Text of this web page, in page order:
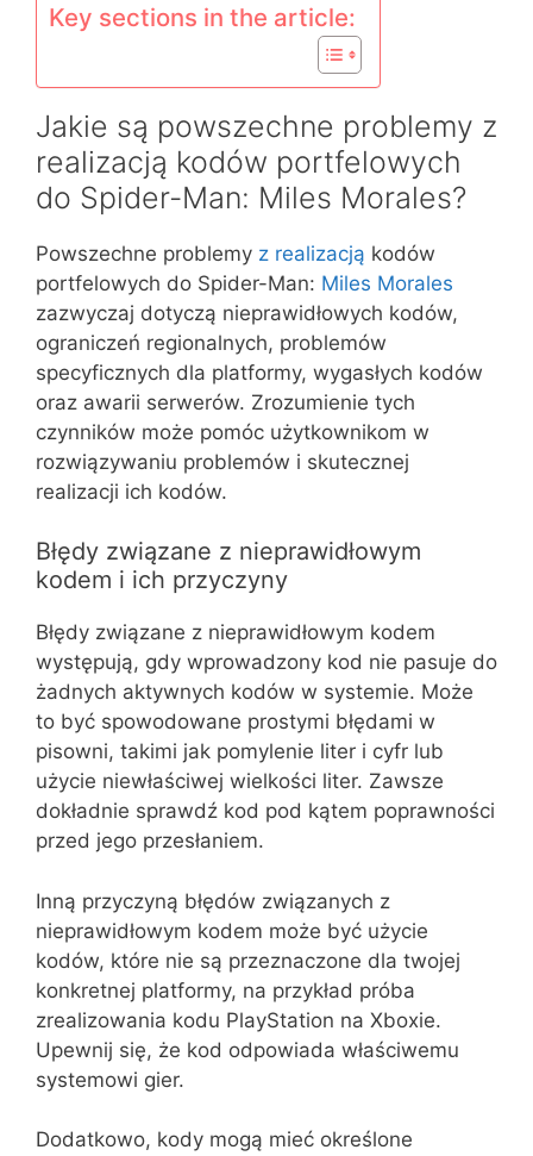
Key sections in the article:
Jakie są powszechne problemy z
realizacją kodów portfelowych
do Spider-Man: Miles Morales?
Powszechne problemy z realizacją kodów
portfelowych do Spider-Man: Miles Morales
zazwyczaj dotyczą nieprawidłowych kodów,
ograniczeń regionalnych, problemów
specyficznych dla platformy, wygasłych kodów
oraz awarii serwerów. Zrozumienie tych
czynników może pomóc użytkownikom w
rozwiązywaniu problemów i skutecznej
realizacji ich kodów.
Błędy związane z nieprawidłowym
kodem i ich przyczyny
Błędy związane z nieprawidłowym kodem
występują, gdy wprowadzony kod nie pasuje do
żadnych aktywnych kodów w systemie. Może
to być spowodowane prostymi błędami w
pisowni, takimi jak pomylenie liter i cyfr lub
użycie niewłaściwej wielkości liter. Zawsze
dokładnie sprawdź kod pod kątem poprawności
przed jego przesłaniem.
Inną przyczyną błędów związanych z
nieprawidłowym kodem może być użycie
kodów, które nie są przeznaczone dla twojej
konkretnej platformy, na przykład próba
zrealizowania kodu PlayStation na Xboxie.
Upewnij się, że kod odpowiada właściwemu
systemowi gier.
Dodatkowo, kody mogą mieć określone